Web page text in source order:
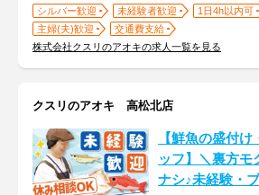
シルバー歓迎 未経験者歓迎
1日4h以内可
主婦(夫)歓迎
交通費支給
株式会社クスリのアオキの求人一覧を見る
クスリのアオキ 高松北店
【鮮魚の盛付
ッフ】＼裏方モ
ナシ♪未経験・